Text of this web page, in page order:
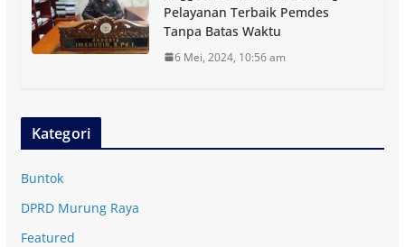
Pelayanan Terbaik Pemdes
Tanpa Batas Waktu
6 Mei, 2024, 10:56 am
Kategori
Buntok
DPRD Murung Raya
Featured